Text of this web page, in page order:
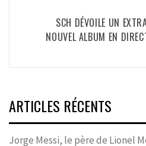
SCH DÉVOILE UN
NOUVEL ALBUM EN
ARTICLES RÉCENTS
Jorge Messi, le père de Lionel